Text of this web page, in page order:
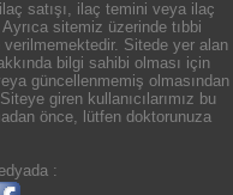
satışı, ilaç temini veya ilaç
sitemiz üzerinde tıbbi
Sitede yer alan
bilgi sahibi olması için
güncellenmemiş olmasından
giren kullanıcılarımız bu
önce, lütfen doktorunuza
: